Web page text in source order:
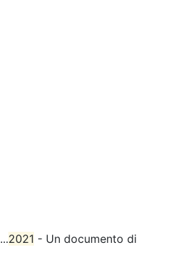
...2021 - Un documento di